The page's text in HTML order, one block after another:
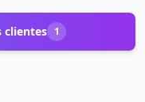
clientes 1